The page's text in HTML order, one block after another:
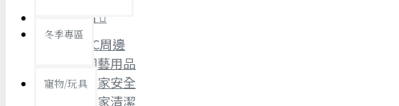
春節/新年
冬季專區
寵物/玩具
生活用品
3C周邊
園藝用品
居家安全
居家清潔